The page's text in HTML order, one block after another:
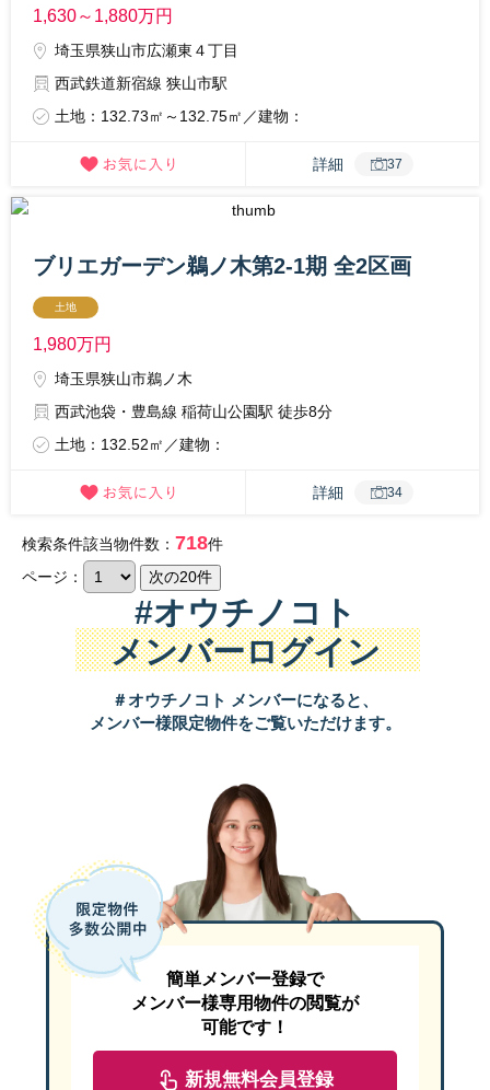
1,630～1,880万円
埼玉県狭山市広瀬東４丁目
西武鉄道新宿線 狭山市駅
土地：132.73㎡～132.75㎡／建物：
詳細 37
ブリエガーデン鵜ノ木第2-1期 全2区画
土地
1,980万円
埼玉県狭山市鵜ノ木
西武池袋・豊島線 稲荷山公園駅 徒歩8分
土地：132.52㎡／建物：
詳細 34
検索条件該当物件数： 718件
ページ：
#オウチノコト
メンバーログイン
＃オウチノコト メンバーになると、
メンバー様限定物件をご覧いただけます。
簡単メンバー登録で
メンバー様専用物件の閲覧が
可能です！
新規無料会員登録